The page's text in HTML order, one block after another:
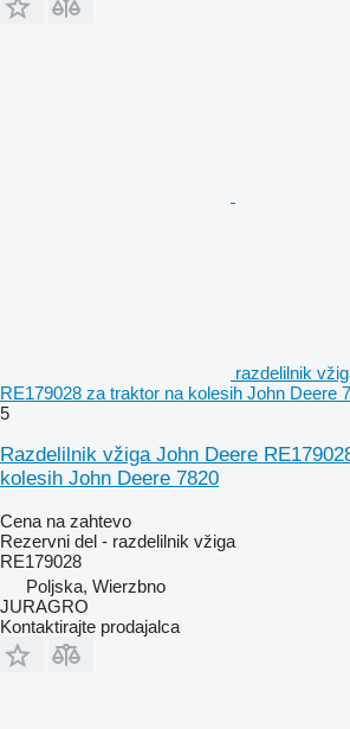
razdelilnik
RE179028 za traktor na kolesih John Deere
5
Razdelilnik vžiga John Deere
kolesih John Deere 7820
Cena na zahtevo
Rezervni del - razdelilnik vžiga
RE179028
Poljska, Wierzbno
JURAGRO
Kontaktirajte prodajalca